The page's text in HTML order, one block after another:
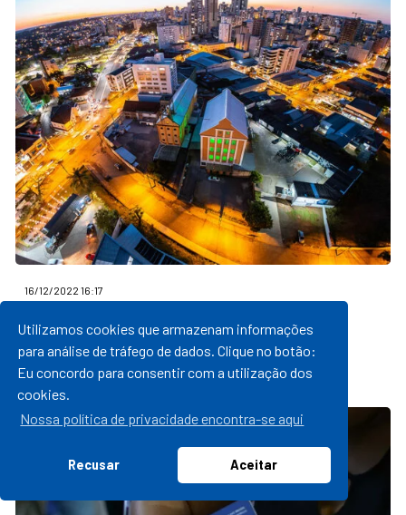
Utilizamos cookies que armazenam informações
para análise de tráfego de dados. Clique no botão:
Eu concordo para consentir com a utilização dos
cookies.
Nossa política de privacidade encontra-se aqui
Recusar Aceitar
16/12/2022 16:17
economia do Estado
leia mais